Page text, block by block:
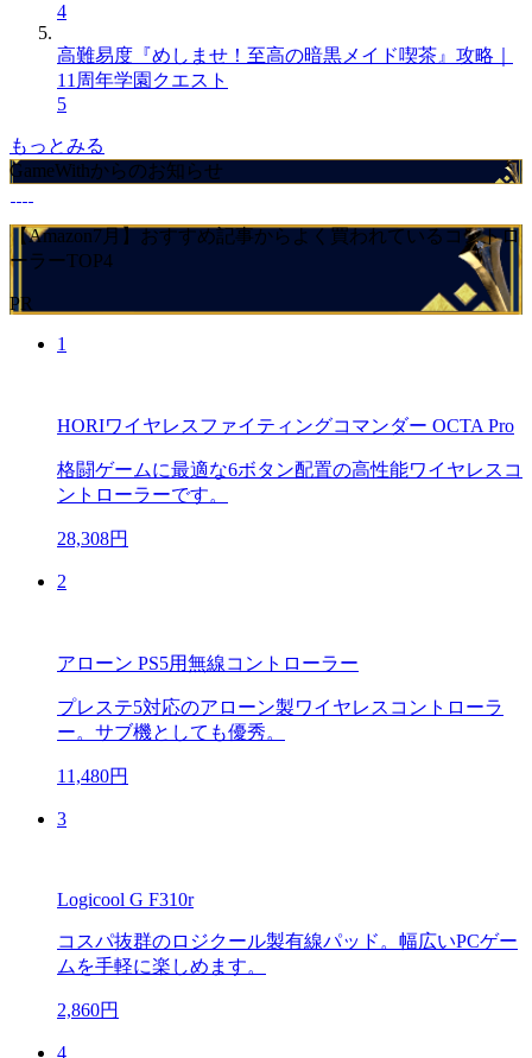
4
高難易度『めしませ！至高の暗黒メイド喫茶』攻略｜
11周年学園クエスト
5
もっとみる
GameWithからのお知らせ
【Amazon7月】おすすめ記事からよく買われているコントロ
ーラーTOP4
PR
1
HORIワイヤレスファイティングコマンダー OCTA Pro
格闘ゲームに最適な6ボタン配置の高性能ワイヤレスコ
ントローラーです。
28,308円
2
アローン PS5用無線コントローラー
プレステ5対応のアローン製ワイヤレスコントローラ
ー。サブ機としても優秀。
11,480円
3
Logicool G F310r
コスパ抜群のロジクール製有線パッド。幅広いPCゲー
ムを手軽に楽しめます。
2,860円
4